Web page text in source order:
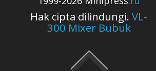
Hak cipta dilindungi.VL-
300 Mixer Bubuk